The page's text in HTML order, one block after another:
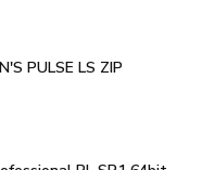
PULSE LS ZIP